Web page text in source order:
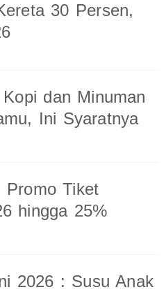
30 Persen,
dan Minuman
Ini Syaratnya
Promo Tiket
hingga 25%
2026 : Susu Anak